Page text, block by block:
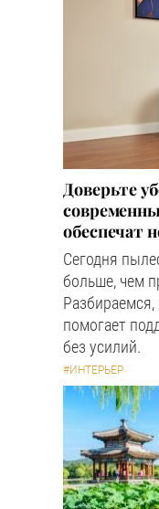
Доверьте
обеспечат
Сегодня
больше, чем
Разбираемся,
помогает
без усилий.
#ИНТЕРЬЕР